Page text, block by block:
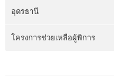
อุดรธานี
โครงการช่วยเหลือผู้พิการ